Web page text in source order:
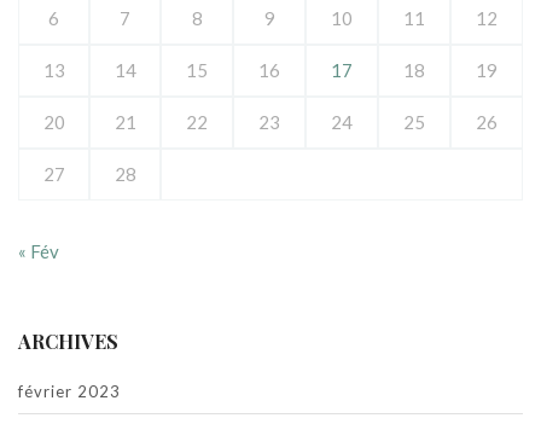
6 7 8 9 10 11 12
13 14 15 16 17 18 19
20 21 22 23 24 25 26
27 28
« Fév
ARCHIVES
février 2023